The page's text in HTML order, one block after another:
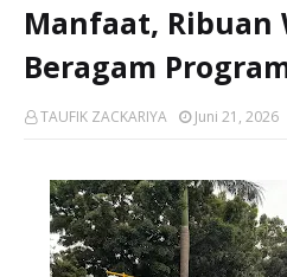
Manfaat, Ribuan
Beragam
TAUFIK ZACKARIYA Juni 21, 2026